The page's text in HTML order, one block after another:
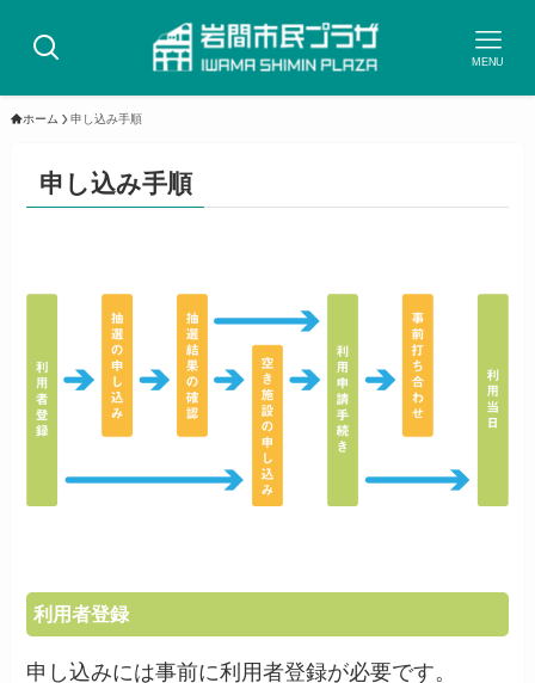
MENU
ホーム 申し込み手順
申し込み手順
利用者登録
申し込みには事前に利用者登録が必要です。